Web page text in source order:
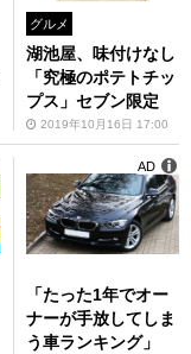
グルメ
湖池屋、味付けなし
「究極のポテトチッ
プス」セブン限定
2019年10月16日 17:00
「たった1年でオー
ナーが手放してしま
う車ランキング」
AD